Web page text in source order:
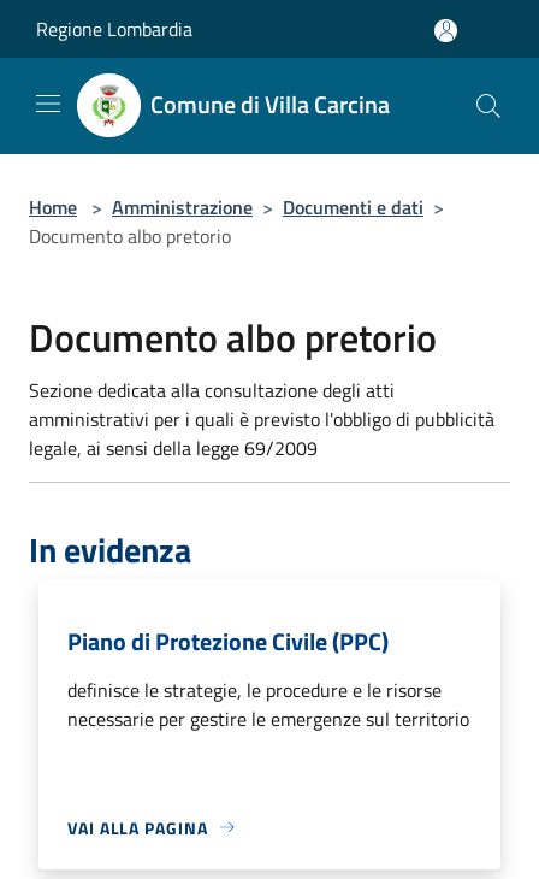
Regione Lombardia
Comune di Villa Carcina
Home > Amministrazione > Documenti e dati >
Documento albo pretorio
Documento albo pretorio
Sezione dedicata alla consultazione degli atti
amministrativi per i quali è previsto l'obbligo di pubblicità
legale, ai sensi della legge 69/2009
In evidenza
Piano di Protezione Civile (PPC)
definisce le strategie, le procedure e le risorse
necessarie per gestire le emergenze sul territorio
VAI ALLA PAGINA